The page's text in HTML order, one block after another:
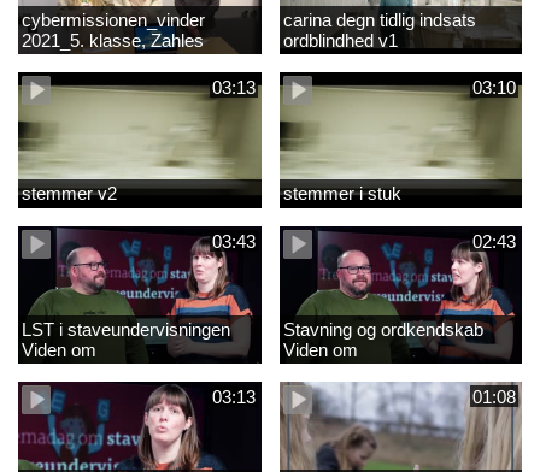
cybermissionen_vinder
2021_5. klasse, Zahles
gymnasieskole.mp4
carina degn tidlig indsats
ordblindhed v1
03:13
stemmer v2
03:10
stemmer i stuk
03:43
LST i staveundervisningen
Viden om
stavevanskeligheder
02:43
Stavning og ordkendskab
Viden om
stavevanskeligheder
03:13
01:08